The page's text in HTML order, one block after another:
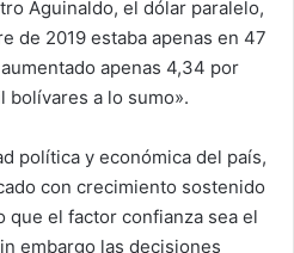
Aguinaldo, el dólar paralelo,
de 2019 estaba apenas en 47
apenas 4,34 por
bolívares a lo sumo».
política y económica del país,
con crecimiento sostenido
que el factor confianza sea el
embargo las decisiones